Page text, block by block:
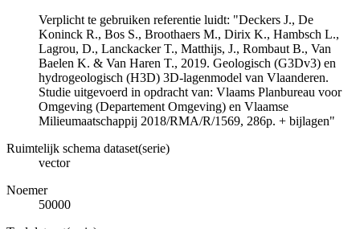
Verplicht te gebruiken referentie luidt: "Deckers J., De
Koninck R., Bos S., Broothaers M., Dirix K., Hambsch L.,
Lagrou, D., Lanckacker T., Matthijs, J., Rombaut B., Van
Baelen K. & Van Haren T., 2019. Geologisch (G3Dv3) en
hydrogeologisch (H3D) 3D-lagenmodel van Vlaanderen.
Studie uitgevoerd in opdracht van: Vlaams Planbureau voor
Omgeving (Departement Omgeving) en Vlaamse
Milieumaatschappij 2018/RMA/R/1569, 286p. + bijlagen"
Ruimtelijk schema dataset(serie)
vector
Noemer
50000